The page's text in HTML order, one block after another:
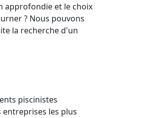
approfondie et le choix
? Nous pouvons
la recherche d'un
piscinistes
les plus